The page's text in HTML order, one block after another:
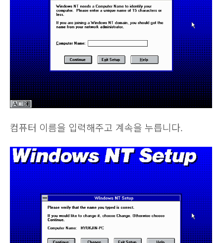
컴퓨터 이름을 입력해주고 계속을 누릅니다.